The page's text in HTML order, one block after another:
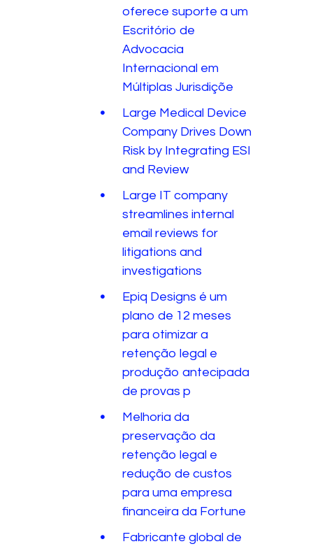
oferece suporte a um
Escritório de
Advocacia
Internacional em
Múltiplas Jurisdiçõe
Large Medical Device
Company Drives Down
Risk by Integrating ESI
and Review
Large IT company
streamlines internal
email reviews for
litigations and
investigations
Epiq Designs é um
plano de 12 meses
para otimizar a
retenção legal e
produção antecipada
de provas p
Melhoria da
preservação da
retenção legal e
redução de custos
para uma empresa
financeira da Fortune
Fabricante global de